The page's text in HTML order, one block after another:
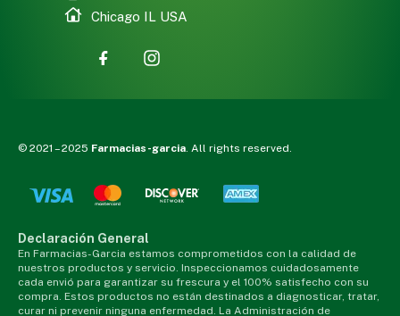
Chicago IL USA
© 2021 – 2025 Farmacias-garcia. All rights reserved.
Declaración General
En Farmacias-Garcia estamos comprometidos con la calidad de
nuestros productos y servicio. Inspeccionamos cuidadosamente
cada envió para garantizar su frescura y el 100% satisfecho con su
compra. Estos productos no están destinados a diagnosticar, tratar,
curar ni prevenir ninguna enfermedad. La Administración de